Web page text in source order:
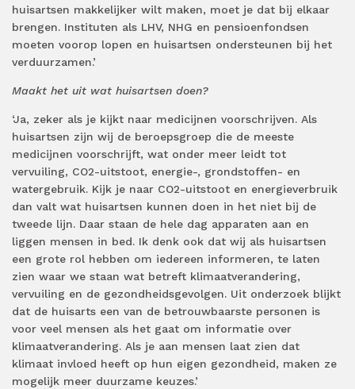
huisartsen makkelijker wilt maken, moet je dat bij elkaar
brengen. Instituten als LHV, NHG en pensioenfondsen
moeten voorop lopen en huisartsen ondersteunen bij het
verduurzamen.’
Maakt het uit wat huisartsen doen?
‘Ja, zeker als je kijkt naar medicijnen voorschrijven. Als
huisartsen zijn wij de beroepsgroep die de meeste
medicijnen voorschrijft, wat onder meer leidt tot
vervuiling, CO2-uitstoot, energie-, grondstoffen- en
watergebruik. Kijk je naar CO2-uitstoot en energieverbruik
dan valt wat huisartsen kunnen doen in het niet bij de
tweede lijn. Daar staan de hele dag apparaten aan en
liggen mensen in bed. Ik denk ook dat wij als huisartsen
een grote rol hebben om iedereen informeren, te laten
zien waar we staan wat betreft klimaatverandering,
vervuiling en de gezondheidsgevolgen. Uit onderzoek blijkt
dat de huisarts een van de betrouwbaarste personen is
voor veel mensen als het gaat om informatie over
klimaatverandering. Als je aan mensen laat zien dat
klimaat invloed heeft op hun eigen gezondheid, maken ze
mogelijk meer duurzame keuzes.’